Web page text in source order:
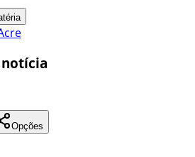
Opções